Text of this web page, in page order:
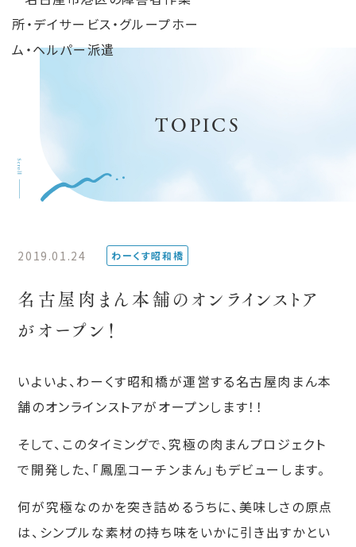
TOPICS
2019.01.24 わーくす昭和橋
名古屋肉まん本舗のオンラインストア
がオープン！
いよいよ、わーくす昭和橋が運営する名古屋肉まん本
舗のオンラインストアがオープンします！！
そして、このタイミングで、究極の肉まんプロジェクト
で開発した、「鳳凰コーチンまん」もデビューします。
何が究極なのかを突き詰めるうちに、美味しさの原点
は、シンプルな素材の持ち味をいかに引き出すかとい